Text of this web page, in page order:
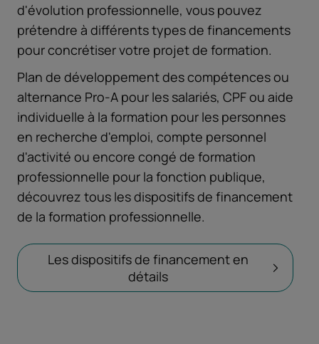
d'évolution professionnelle, vous pouvez
prétendre à différents types de financements
pour concrétiser votre projet de formation.
Plan de développement des compétences ou
alternance Pro-A pour les salariés, CPF ou aide
individuelle à la formation pour les personnes
en recherche d'emploi, compte personnel
d'activité ou encore congé de formation
professionnelle pour la fonction publique,
découvrez tous les dispositifs de financement
de la formation professionnelle.
Les dispositifs de financement en
détails Ouvrir dans un nouvel